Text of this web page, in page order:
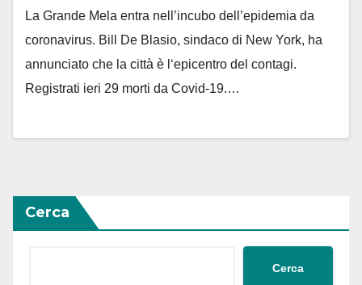
La Grande Mela entra nell’incubo dell’epidemia da
coronavirus. Bill De Blasio, sindaco di New York, ha
annunciato che la città è l‘epicentro del contagi.
Registrati ieri 29 morti da Covid-19.…
Cerca
Cerca